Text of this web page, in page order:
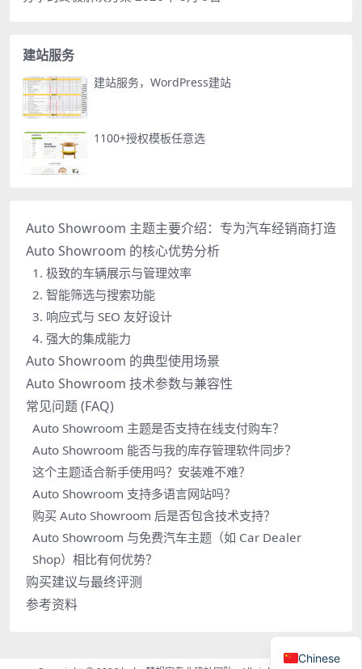
建站服务
建站服务，WordPress建站
1100+授权模板任意选
Auto Showroom 主题主要介绍：专为汽车经销商打造
Auto Showroom 的核心优势分析
1. 极致的车辆展示与管理效率
2. 智能筛选与搜索功能
3. 响应式与 SEO 友好设计
4. 强大的集成能力
Auto Showroom 的典型使用场景
Auto Showroom 技术参数与兼容性
常见问题 (FAQ)
Auto Showroom 主题是否支持在线支付购车？
Auto Showroom 能否与我的库存管理软件同步？
这个主题适合新手使用吗？安装难不难？
Auto Showroom 支持多语言网站吗？
购买 Auto Showroom 后是否包含技术支持？
Auto Showroom 与免费汽车主题（如 Car Dealer
Shop）相比有何优势？
购买建议与最终评测
参考资料
Chinese